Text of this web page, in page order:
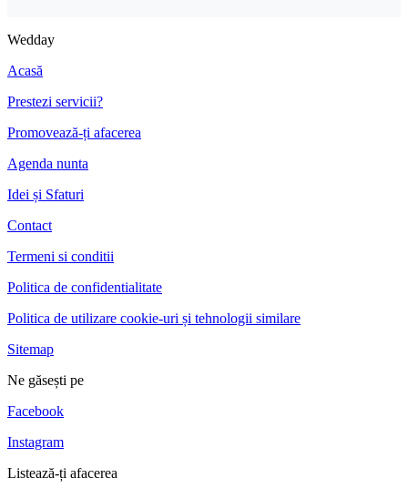
Wedday
Acasă
Prestezi servicii?
Promovează-ți afacerea
Agenda nunta
Idei și Sfaturi
Contact
Termeni si conditii
Politica de confidentialitate
Politica de utilizare cookie-uri și tehnologii similare
Sitemap
Ne găsești pe
Facebook
Instagram
Listează-ți afacerea